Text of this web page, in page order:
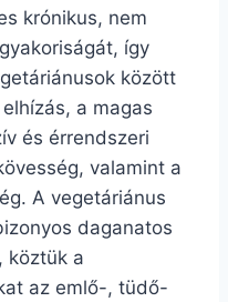
krónikus, nem
így
között
a magas
és érrendszeri
valamint a
A vegetáriánus
daganatos
köztük a
az emlő-, tüdő-